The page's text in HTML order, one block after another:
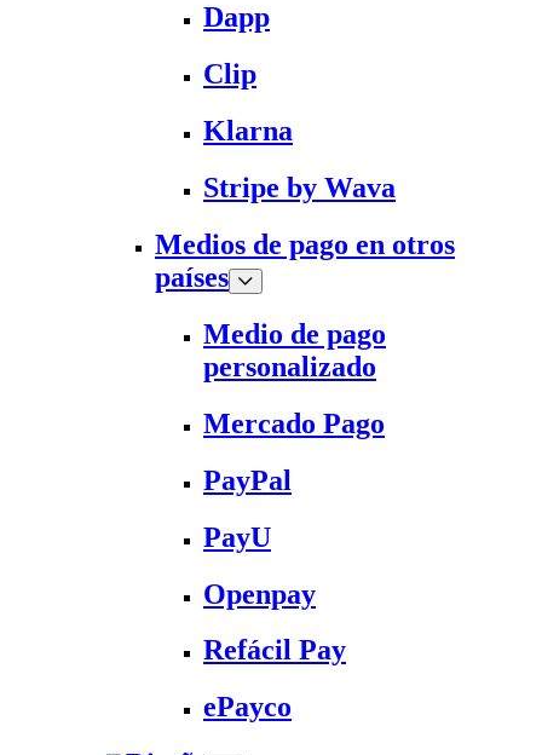
Dapp
Clip
Klarna
Stripe by Wava
Medios de pago en otros
países
Medio de pago
personalizado
Mercado Pago
PayPal
PayU
Openpay
Refácil Pay
ePayco